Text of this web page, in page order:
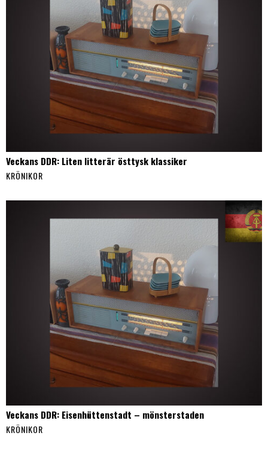
Veckans DDR: Liten litterär östtysk klassiker
KRÖNIKOR
Veckans DDR: Eisenhüttenstadt – mönsterstaden
KRÖNIKOR